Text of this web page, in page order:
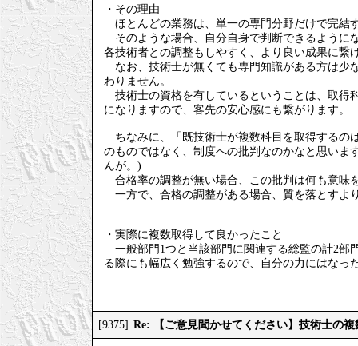
・その理由
ほとんどの業務は、単一の専門分野だけで完結
そのような場合、自分自身で判断できるように
各技術者との調整もしやすく、より良い成果に繋
なお、技術士が無くても専門知識がある方は少
わりません。
技術士の資格を有しているということは、取得
になりますので、客先の安心感にも繋がります。
ちなみに、「既技術士が複数科目を取得するの
のものではなく、制度への批判なのかなと思いま
んが。)
合格率の調整が無い場合、この批判は何も意味
一方で、合格の調整がある場合、質を落とすよ
・実際に複数取得して良かったこと
一般部門1つと当該部門に関連する総監の計2部
る際にも幅広く勉強するので、自分の力にはなっ
[9375] Re: 【ご意見聞かせてください】技術士の